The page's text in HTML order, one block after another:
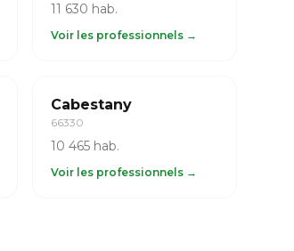
11 630 hab.
Voir les professionnels →
Cabestany
66330
10 465 hab.
Voir les professionnels →